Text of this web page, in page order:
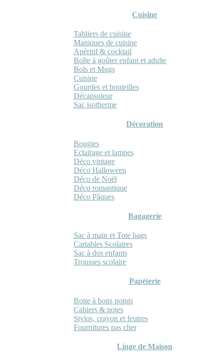
Cuisine
Tabliers de cuisine
Maniques de cuisine
Apéritif & cocktail
Boîte à goûter enfant et adulte
Bols et Mugs
Cuisine
Gourdes et bouteilles
Décapsuleur
Sac isotherme
Décoration
Bougies
Eclairage et lampes
Déco vintage
Déco Halloween
Déco de Noël
Déco romantique
Déco Pâques
Bagagerie
Sac à main et Tote bags
Cartables Scolaires
Sac à dos enfants
Trousses scolaire
Papèterie
Boite à bons points
Cahiers & notes
Stylos, crayon et feutres
Fournitures pas cher
Linge de Maison